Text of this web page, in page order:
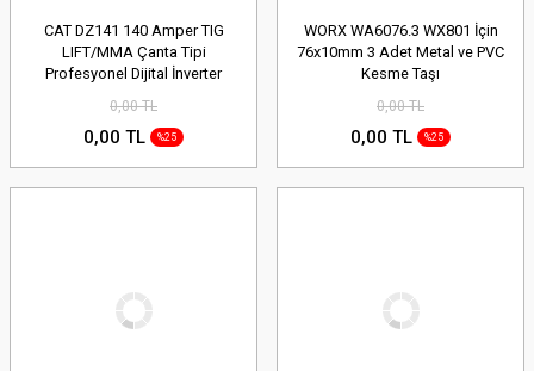
CAT DZ141 140 Amper TIG
LIFT/MMA Çanta Tipi
Profesyonel Dijital İnverter
0,00 TL
0,00 TL %25
WORX WA6076.3 WX801 İçin
76x10mm 3 Adet Metal ve PVC
Kesme Taşı
0,00 TL
0,00 TL %25